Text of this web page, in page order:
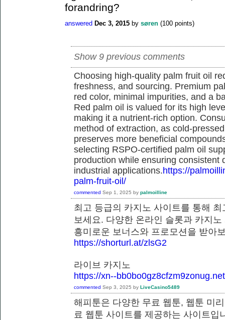
forandring?
answered Dec 3, 2015 by søren (100 points)
Show 9 previous comments
Choosing high-quality palm fruit oil
freshness, and sourcing. Premium
red color, minimal impurities, and a
Red palm oil is valued for its high
making it a nutrient-rich option.
method of extraction, as cold-
preserves more beneficial
selecting RSPO-certified palm oil
production while ensuring consistent
industrial applications.https://
palm-fruit-oil/
commented Sep 1, 2025 by palmoilline
최고 등급의 카지노 사이트를 통해
보세요. 다양한 온라인 슬롯과 카지
흥미로운 보너스와 프로모션을 받
https://shorturl.at/zlsG2
라이브 카지노
https://xn--bb0bo0gz8cfzm9zonug.net
commented Sep 3, 2025 by LiveCasino5489
해피툰은 다양한 무료 웹툰, 웹툰 미
료 웹툰 사이트를 제공하는 사이트